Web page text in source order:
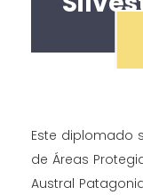
Este diplomado
de Áreas
Austral